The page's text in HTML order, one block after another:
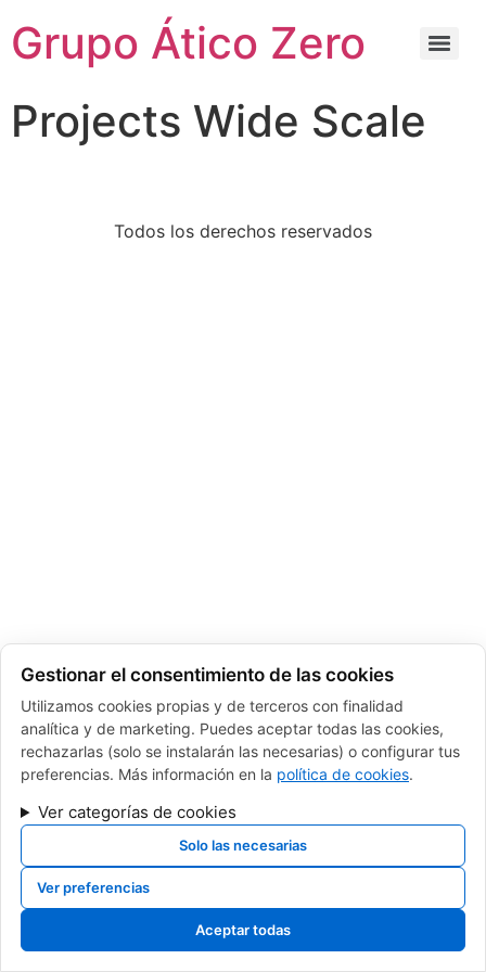
Grupo Ático Zero
Projects Wide Scale
Todos los derechos reservados
Gestionar el consentimiento de las cookies
Utilizamos cookies propias y de terceros con finalidad
analítica y de marketing. Puedes aceptar todas las cookies,
rechazarlas (solo se instalarán las necesarias) o configurar tus
preferencias. Más información en la política de cookies.
Ver categorías de cookies
Solo las necesarias
Ver preferencias
Aceptar todas